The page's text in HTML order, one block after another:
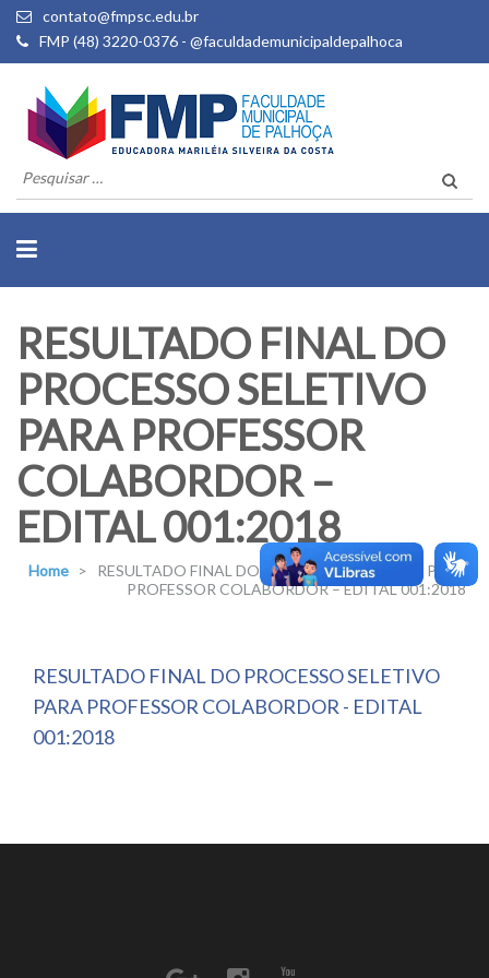
contato@fmpsc.edu.br
FMP (48) 3220-0376 - @faculdademunicipaldepalhoca
Pesquisar
por:
RESULTADO FINAL DO
PROCESSO SELETIVO
PARA PROFESSOR
COLABORDOR –
EDITAL 001:2018
Home >
RESULTADO FINAL DO PROCESSO SELETIVO PARA
PROFESSOR COLABORDOR – EDITAL 001:2018
RESULTADO FINAL DO PROCESSO SELETIVO
PARA PROFESSOR COLABORDOR - EDITAL
001:2018